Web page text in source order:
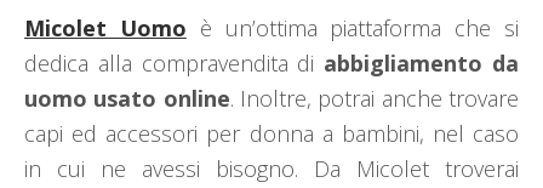
Micolet Uomo è un’ottima piattaforma che si
dedica alla compravendita di abbigliamento da
uomo usato online. Inoltre, potrai anche trovare
capi ed accessori per donna a bambini, nel caso
in cui ne avessi bisogno. Da Micolet troverai